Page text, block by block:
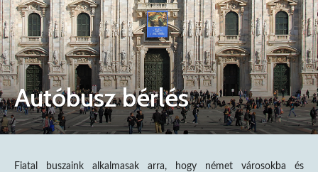
Autóbusz bérlés
Fiatal buszaink alkalmasak arra, hogy német városokba és